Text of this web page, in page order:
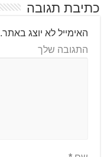
כתיבת תגובה
האימייל לא יוצג באתר.
התגובה שלך